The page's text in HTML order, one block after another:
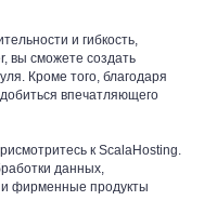
и гибкость,
вы сможете создать
Кроме того, благодаря
впечатляющего
к ScalaHosting.
данных,
и фирменные продукты